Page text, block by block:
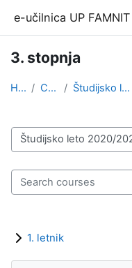
e-učilnica UP FAMNIT
3. stopnja
Home Courses Študijsko leto 2020/2021
Course categories
Search courses
1. letnik